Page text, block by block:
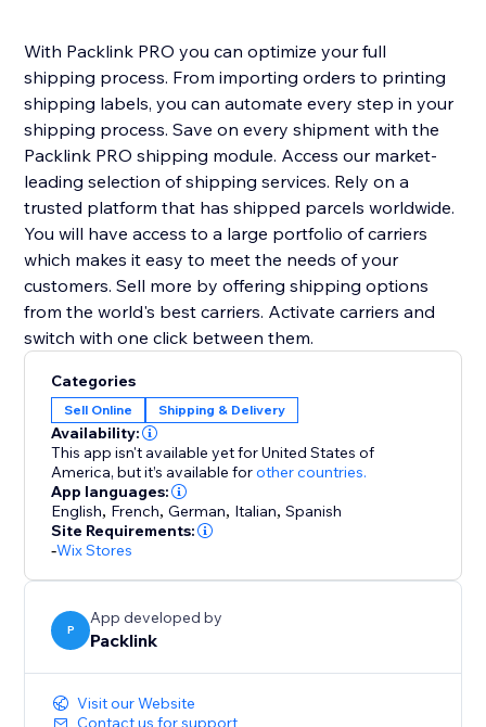
With Packlink PRO you can optimize your full
shipping process. From importing orders to printing
shipping labels, you can automate every step in your
shipping process. Save on every shipment with the
Packlink PRO shipping module. Access our market-
leading selection of shipping services. Rely on a
trusted platform that has shipped parcels worldwide.
You will have access to a large portfolio of carriers
which makes it easy to meet the needs of your
customers. Sell more by offering shipping options
from the world's best carriers. Activate carriers and
switch with one click between them.
Categories
Sell Online Shipping & Delivery
Availability:
This app isn't available yet for United States of
America,but it’s available forother countries.
App languages:
English, French,German, Italian,Spanish
Site Requirements:
-Wix Stores
P
App developed by
Packlink
Visit our Website
Contact us for support